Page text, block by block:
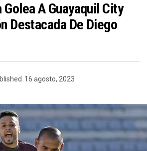
Golea A Guayaquil City
Destacada De Diego
16 agosto, 2023